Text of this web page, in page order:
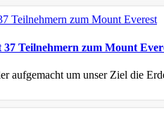
37 Teilnehmern zum Mount
aufgemacht um unser Ziel die